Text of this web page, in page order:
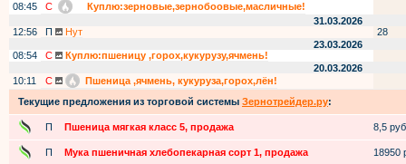
08:45
С
Куплю:зерновые,зернобоовые,масличные!
31.03.2026
12:56
П Нут
28
23.03.2026
08:54
С
Куплю:пшеницу ,горох,кукурузу,ячмень!
20.03.2026
10:11
С
Пшеница ,ячмень, кукуруза,горох,лён!
Текущие предложения из торговой системы Зернотрейдер.ру:
П Пшеница мягкая класс 5, продажа 8,5
П Мука пшеничная хлебопекарная сорт 1, продажа
18950